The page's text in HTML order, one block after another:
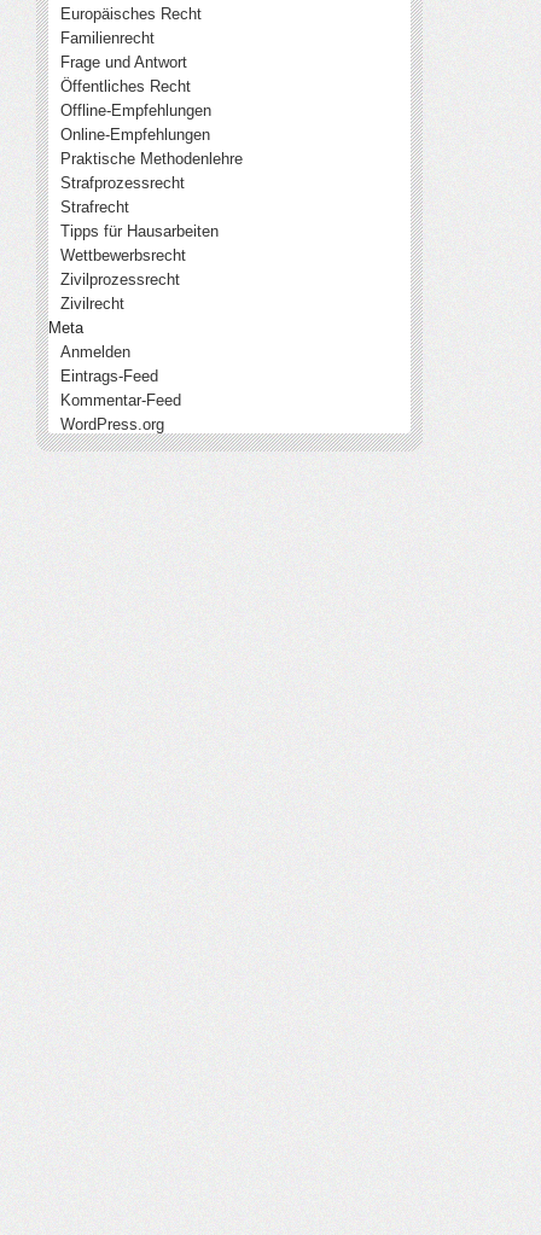
Europäisches Recht
Familienrecht
Frage und Antwort
Öffentliches Recht
Offline-Empfehlungen
Online-Empfehlungen
Praktische Methodenlehre
Strafprozessrecht
Strafrecht
Tipps für Hausarbeiten
Wettbewerbsrecht
Zivilprozessrecht
Zivilrecht
Meta
Anmelden
Eintrags-Feed
Kommentar-Feed
WordPress.org